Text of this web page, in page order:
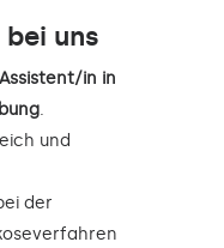
uns
in in
.
und
der